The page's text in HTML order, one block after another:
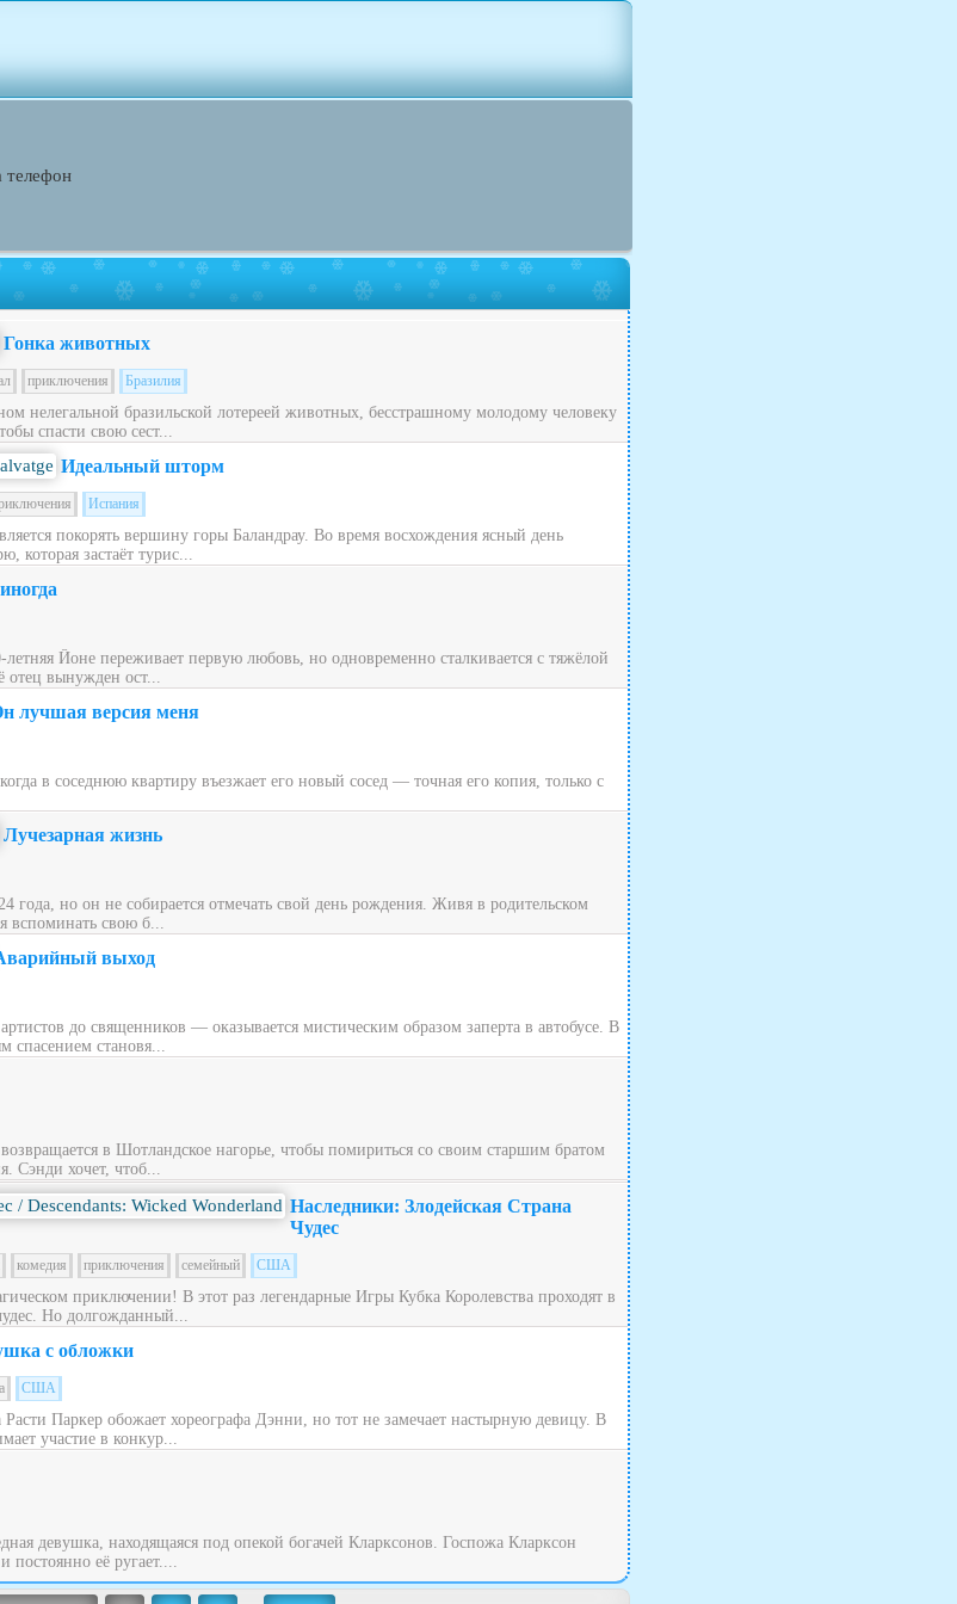
телефон
Гонка животных
приключения Бразилия
нелегальной бразильской лотереей животных, бесстрашному молодому человеку
спасти свою сест...
Идеальный шторм
Испания
покорять вершину горы Баландрау. Во время восхождения ясный день
которая застаёт турис...
Йоне переживает первую любовь, но одновременно сталкивается с тяжёлой
отец вынужден ост...
лучшая версия меня
в соседнюю квартиру въезжает его новый сосед — точная его копия, только с
Лучезарная жизнь
года, но он не собирается отмечать свой день рождения. Живя в родительском
вспоминать свою б...
выход
до священников — оказывается мистическим образом заперта в автобусе. В
спасением становя...
в Шотландское нагорье, чтобы помириться со своим старшим братом
Сэнди хочет, чтоб...
Наследники: Злодейская Страна
Чудес
комедия приключения семейный США
приключении! В этот раз легендарные Игры Кубка Королевства проходят в
Но долгожданный...
с обложки
США
Паркер обожает хореографа Дэнни, но тот не замечает настырную девицу. В
участие в конкур...
девушка, находящаяся под опекой богачей Кларксонов. Госпожа Кларксон
постоянно её ругает....